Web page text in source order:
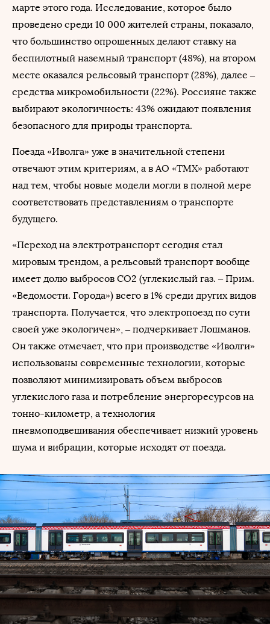
марте этого года. Исследование, которое было
проведено среди 10 000 жителей страны, показало,
что большинство опрошенных делают ставку на
беспилотный наземный транспорт (48%), на втором
месте оказался рельсовый транспорт (28%), далее –
средства микромобильности (22%). Россияне также
выбирают экологичность: 43% ожидают появления
безопасного для природы транспорта.
Поезда «Иволга» уже в значительной степени
отвечают этим критериям, а в АО «ТМХ» работают
над тем, чтобы новые модели могли в полной мере
соответствовать представлениям о транспорте
будущего.
«Переход на электротранспорт сегодня стал
мировым трендом, а рельсовый транспорт вообще
имеет долю выбросов СО2 (углекислый газ. – Прим.
«Ведомости. Города») всего в 1% среди других видов
транспорта. Получается, что электропоезд по сути
своей уже экологичен», – подчеркивает Лошманов.
Он также отмечает, что при производстве «Иволги»
использованы современные технологии, которые
позволяют минимизировать объем выбросов
углекислого газа и потребление энергоресурсов на
тонно-километр, а технология
пневмоподвешивания обеспечивает низкий уровень
шума и вибрации, которые исходят от поезда.